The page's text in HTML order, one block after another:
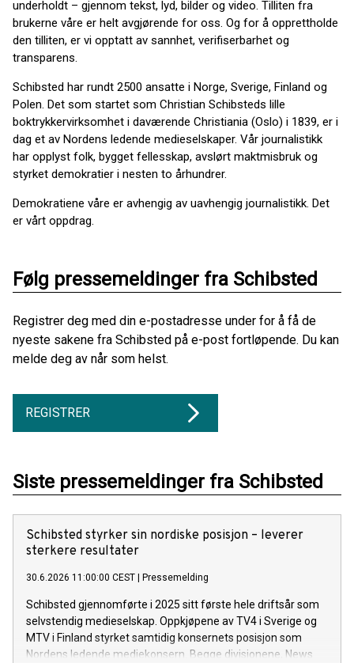
underholdt – gjennom tekst, lyd, bilder og video. Tilliten fra
brukerne våre er helt avgjørende for oss. Og for å opprettholde
den tilliten, er vi opptatt av sannhet, verifiserbarhet og
transparens.
Schibsted har rundt 2500 ansatte i Norge, Sverige, Finland og
Polen. Det som startet som Christian Schibsteds lille
boktrykkervirksomhet i daværende Christiania (Oslo) i 1839, er i
dag et av Nordens ledende medieselskaper. Vår journalistikk
har opplyst folk, bygget fellesskap, avslørt maktmisbruk og
styrket demokratier i nesten to århundrer.
Demokratiene våre er avhengig av uavhengig journalistikk. Det
er vårt oppdrag.
Følg pressemeldinger fra Schibsted
Registrer deg med din e-postadresse under for å få de
nyeste sakene fra Schibsted på e-post fortløpende. Du kan
melde deg av når som helst.
REGISTRER
Siste pressemeldinger fra Schibsted
Schibsted styrker sin nordiske posisjon – leverer
sterkere resultater
30.6.2026 11:00:00 CEST | Pressemelding
Schibsted gjennomførte i 2025 sitt første hele driftsår som
selvstendig medieselskap. Oppkjøpene av TV4 i Sverige og
MTV i Finland styrket samtidig konsernets posisjon som
Nordens ledende mediekonsern. Begge divisjonene, News